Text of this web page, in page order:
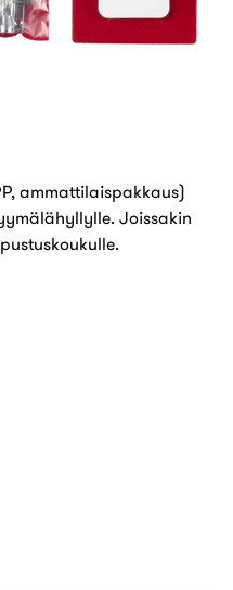
ammattilaispakkaus)
Joissakin